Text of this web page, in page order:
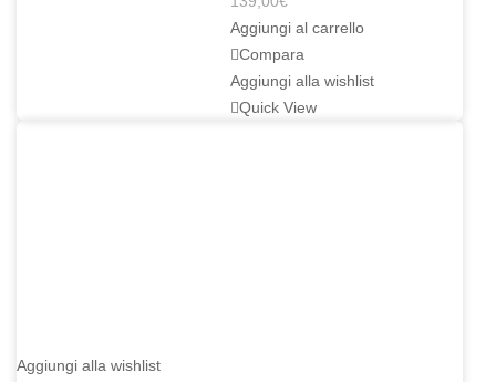
Aggiungi alla wishlist
Aggiungi al carrello
Compara
Aggiungi alla wishlist
Quick View